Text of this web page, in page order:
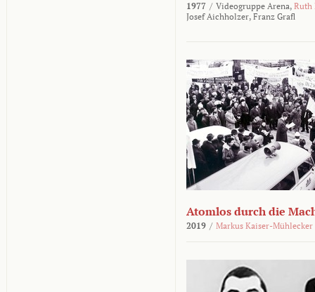
1977 / Videogruppe Arena, Ruth
Josef Aichholzer, Franz Grafl
Atomlos durch die
2019 / Markus Kaiser-Mühlecker